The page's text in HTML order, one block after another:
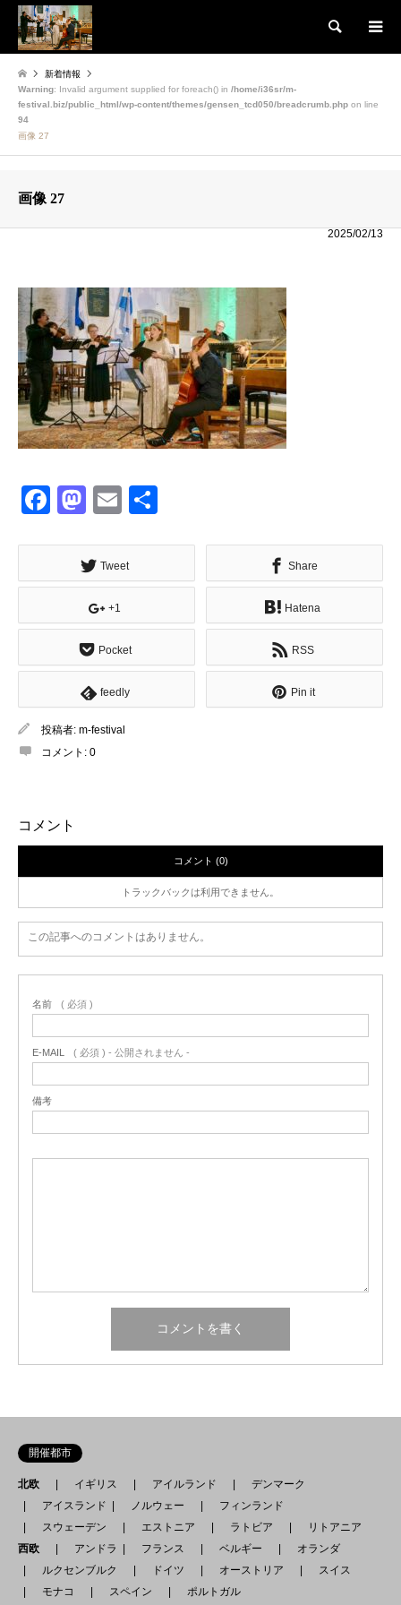
検索
新着情報
Warning: Invalid argument supplied for foreach() in /home/i36sr/m-
festival.biz/public_html/wp-content/themes/gensen_tcd050/breadcrumb.php on line
94
画像 27
画像 27
2025/02/13
Facebook
Mastodon
Email
Tweet Share
+1 Hatena
Pocket RSS
feedly Pin it
投稿者: m-festival
コメント: 0
コメント
コメント (0)
トラックバックは利用できません。
この記事へのコメントはありません。
名前 ( 必須 )
E-MAIL ( 必須 ) - 公開されません -
備考
開催都市
北欧 イギリス アイルランド
デンマーク
アイスランド
ノルウェー
フィンランド
スウェーデン
エストニア ラトビア
リトアニア
西欧
アンドラ フランス ベルギー
オランダ
ルクセンブルク
ドイツ オーストリア
スイス
モナコ
スペイン
ポルトガル